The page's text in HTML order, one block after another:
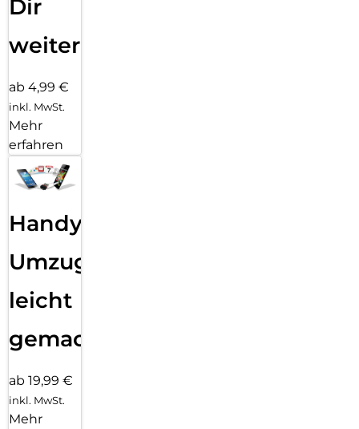
Dir
weiter
ab 4,99 €
inkl. MwSt.
Mehr
erfahren
Handy
Umzug
leicht
gemacht!
ab 19,99 €
inkl. MwSt.
Mehr